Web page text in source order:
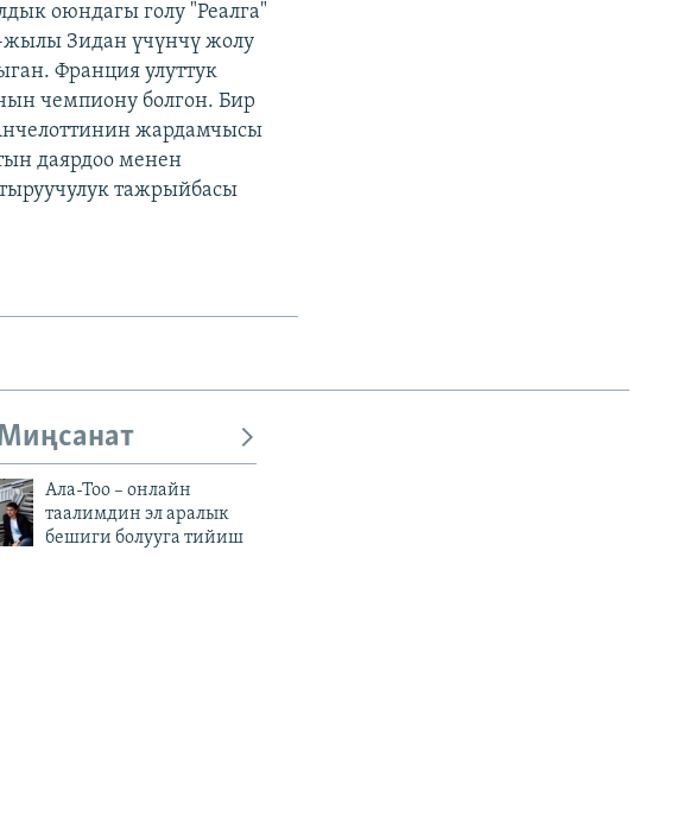
оюндагы голу "Реалга"
Зидан үчүнчү жолу
Франция улуттук
чемпиону болгон. Бир
жардамчысы
даярдоо менен
тажрыйбасы
Ала-Тоо – онлайн
таалимдин эл аралык
бешиги болууга тийиш